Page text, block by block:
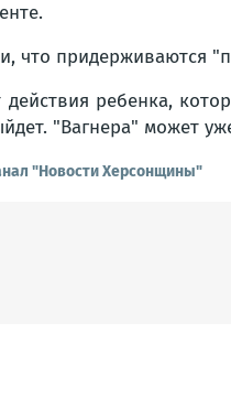
что придерживаются
ребенка,
"Вагнера" может
"Новости Херсонщины"